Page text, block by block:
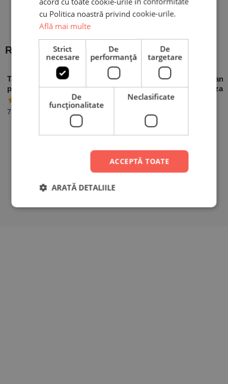
Recomandări populare:
Tablou Personalizat
pentru Soț – cu o
poză și mesaj –
30x40cm
74,90
Tablou Canvas –
Cartoon effect –
Personalizat cu o
poză – Diferite
Sacoșă
cu Politica noastră privind cookie-urile.
Află mai multe
Strict
necesare
De
performanță
De
targetare
De
funcţionalitate
Neclasificate
ACCEPTĂ TOATE
ARATĂ DETALIILE